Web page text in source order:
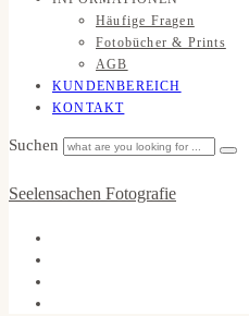
Häufige Fragen
Fotobücher & Prints
AGB
KUNDENBEREICH
KONTAKT
Suchen
Seelensachen Fotografie